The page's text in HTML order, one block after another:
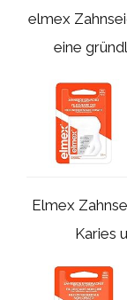
elmex
eine
Elmex
Karies